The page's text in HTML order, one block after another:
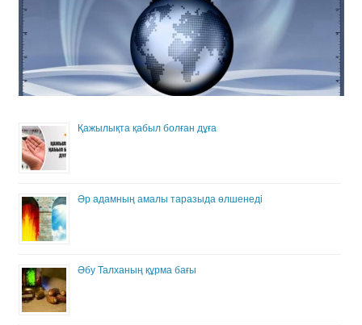
Қажылықта қабыл болған дұға
Әр адамның амалы таразыда өлшенеді
Әбу Талханың құрма бағы